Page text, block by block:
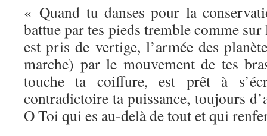
« Quand tu danses pour la
battue par tes pieds tremble comme
est pris de vertige, l’armée des
marche) par le mouvement de tes
touche ta coiffure, est prêt à
contradictoire ta puissance, toujours
O Toi qui es au-delà de tout et qui